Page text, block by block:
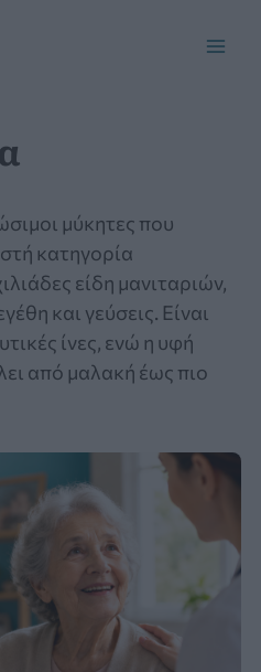
μύκητες που
κατηγορία
είδη μανιταριών,
και γεύσεις. Είναι
ίνες, ενώ η υφή
από μαλακή έως πιο